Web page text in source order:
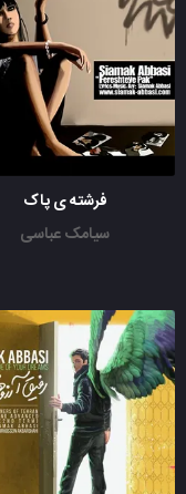
فرشته ی پاک
سیامک عباسی